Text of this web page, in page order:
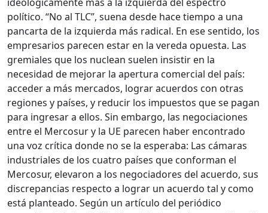
político. “No al TLC”, suena desde hace tiempo a una
pancarta de la izquierda más radical. En ese sentido, los
empresarios parecen estar en la vereda opuesta. Las
gremiales que los nuclean suelen insistir en la
necesidad de mejorar la apertura comercial del país:
acceder a más mercados, lograr acuerdos con otras
regiones y países, y reducir los impuestos que se pagan
para ingresar a ellos. Sin embargo, las negociaciones
entre el Mercosur y la UE parecen haber encontrado
una voz crítica donde no se la esperaba: Las cámaras
industriales de los cuatro países que conforman el
Mercosur, elevaron a los negociadores del acuerdo, sus
discrepancias respecto a lograr un acuerdo tal y como
está planteado. Según un artículo del periódico